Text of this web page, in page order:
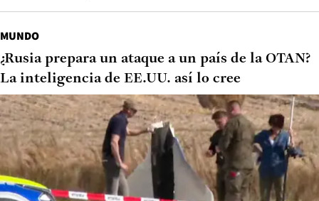
MUNDO
¿Rusia prepara un ataque a un país de la OTAN?
La inteligencia de EE.UU. así lo cree